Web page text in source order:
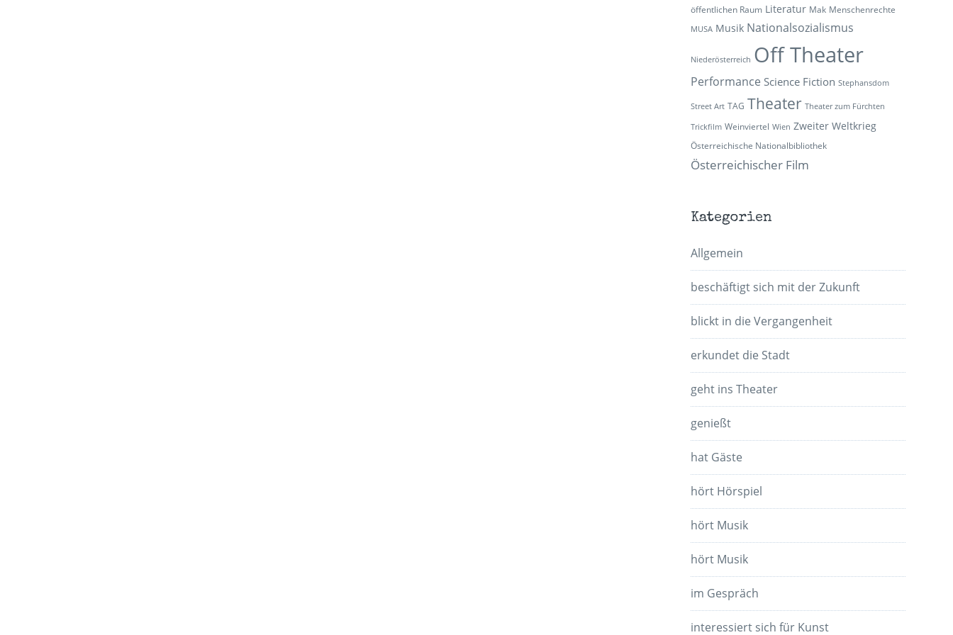
öffentlichen Raum Literatur Mak Menschenrechte
MUSA Musik Nationalsozialismus
Niederösterreich Off Theater
Performance Science Fiction Stephansdom
Street Art TAG Theater Theater zum Fürchten
Trickfilm Weinviertel Wien Zweiter Weltkrieg
Österreichische Nationalbibliothek
Österreichischer Film
Kategorien
Allgemein
beschäftigt sich mit der Zukunft
blickt in die Vergangenheit
erkundet die Stadt
geht ins Theater
genießt
hat Gäste
hört Hörspiel
hört Musik
hört Musik
im Gespräch
interessiert sich für Kunst